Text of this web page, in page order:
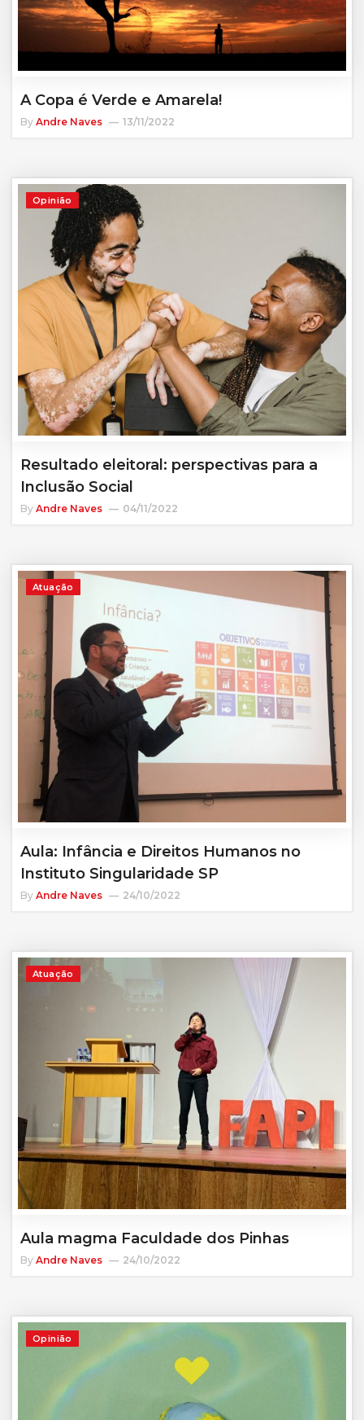
A Copa é Verde e Amarela!
By Andre Naves 13/11/2022
Opinião
Resultado eleitoral: perspectivas para a
Inclusão Social
By Andre Naves 04/11/2022
Atuação
Aula: Infância e Direitos Humanos no
Instituto Singularidade SP
By Andre Naves 24/10/2022
Atuação
Aula magma Faculdade dos Pinhas
By Andre Naves 24/10/2022
Opinião